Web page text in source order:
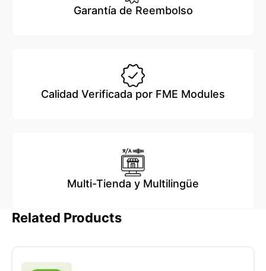
Garantía de Reembolso
Calidad Verificada por FME Modules
Multi-Tienda y Multilingüe
Related Products